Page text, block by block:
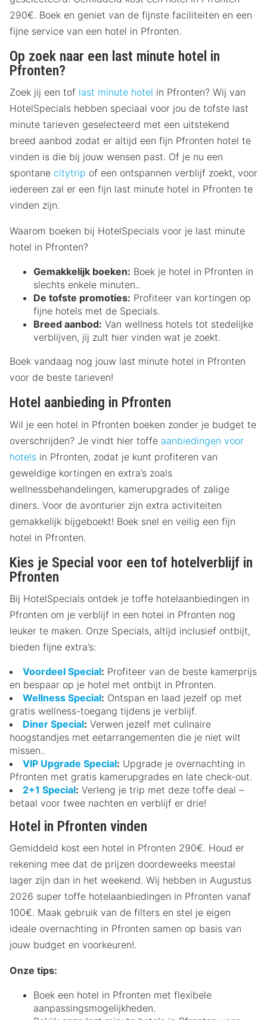
290€. Boek en geniet van de fijnste faciliteiten en een
fijne service van een hotel in Pfronten.
Op zoek naar een last minute hotel in
Pfronten?
Zoek jij een tof last minute hotel in Pfronten? Wij van
HotelSpecials hebben speciaal voor jou de tofste last
minute tarieven geselecteerd met een uitstekend
breed aanbod zodat er altijd een fijn Pfronten hotel te
vinden is die bij jouw wensen past. Of je nu een
spontane citytrip of een ontspannen verblijf zoekt, voor
iedereen zal er een fijn last minute hotel in Pfronten te
vinden zijn.
Waarom boeken bij HotelSpecials voor je last minute
hotel in Pfronten?
Gemakkelijk boeken: Boek je hotel in Pfronten in
slechts enkele minuten..
De tofste promoties: Profiteer van kortingen op
fijne hotels met de Specials.
Breed aanbod: Van wellness hotels tot stedelijke
verblijven, jij zult hier vinden wat je zoekt.
Boek vandaag nog jouw last minute hotel in Pfronten
voor de beste tarieven!
Hotel aanbieding in Pfronten
Wil je een hotel in Pfronten boeken zonder je budget te
overschrijden? Je vindt hier toffe aanbiedingen voor
hotels in Pfronten, zodat je kunt profiteren van
geweldige kortingen en extra’s zoals
wellnessbehandelingen, kamerupgrades of zalige
diners. Voor de avonturier zijn extra activiteiten
gemakkelijk bijgeboekt! Boek snel en veilig een fijn
hotel in Pfronten.
Kies je Special voor een tof hotelverblijf in
Pfronten
Bij HotelSpecials ontdek je toffe hotelaanbiedingen in
Pfronten om je verblijf in een hotel in Pfronten nog
leuker te maken. Onze Specials, altijd inclusief ontbijt,
bieden fijne extra’s:
Voordeel Special: Profiteer van de beste kamerprijs
en bespaar op je hotel met ontbijt in Pfronten.
Wellness Special: Ontspan en laad jezelf op met
gratis wellness-toegang tijdens je verblijf.
Diner Special: Verwen jezelf met culinaire
hoogstandjes met eetarrangementen die je niet wilt
missen..
VIP Upgrade Special: Upgrade je overnachting in
Pfronten met gratis kamerupgrades en late check-out.
2+1 Special: Verleng je trip met deze toffe deal –
betaal voor twee nachten en verblijf er drie!
Hotel in Pfronten vinden
Gemiddeld kost een hotel in Pfronten 290€. Houd er
rekening mee dat de prijzen doordeweeks meestal
lager zijn dan in het weekend. Wij hebben in Augustus
2026 super toffe hotelaanbiedingen in Pfronten vanaf
100€. Maak gebruik van de filters en stel je eigen
ideale overnachting in Pfronten samen op basis van
jouw budget en voorkeuren!.
Onze tips:
Boek een hotel in Pfronten met flexibele
aanpassingsmogelijkheden.